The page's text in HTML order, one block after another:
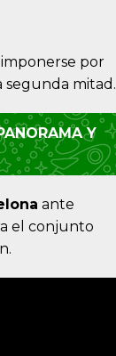
por
segunda mitad.
Y
ante
el conjunto